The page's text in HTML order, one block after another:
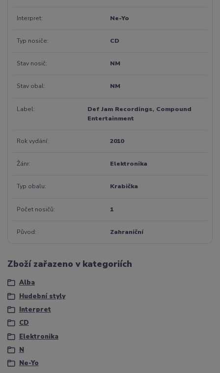
Interpret Ne-Yo
Typ nosiče CD
Stav nosič NM
Stav obal NM
Label
Def Jam Recordings, Compound
Entertainment
Rok vydání 2010
Žánr Elektronika
Typ obalu Krabička
Počet nosičů 1
Původ Zahraniční
Zboží zařazeno v kategoriích
Alba
Hudební styly
Interpret
CD
Elektronika
N
Ne-Yo